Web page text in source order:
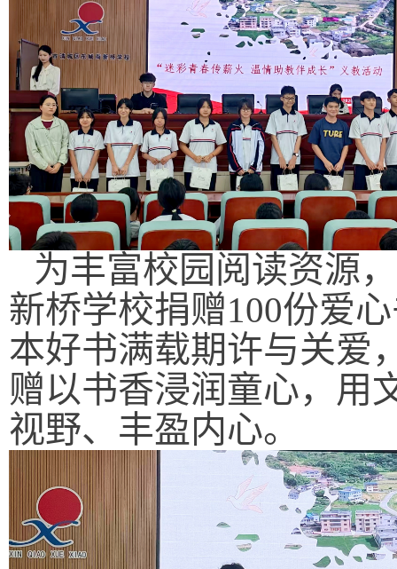
为丰富校园阅读资源
新桥学校捐赠100份爱
本好书满载期许与关爱
赠以书香浸润童心，用
视野、丰盈内心。